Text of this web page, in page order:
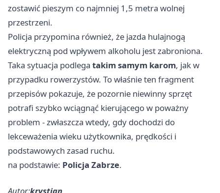
zostawić pieszym co najmniej 1,5 metra wolnej
przestrzeni.
Policja przypomina również, że jazda hulajnogą
elektryczną pod wpływem alkoholu jest zabroniona.
Taka sytuacja podlega takim samym karom, jak w
przypadku rowerzystów. To właśnie ten fragment
przepisów pokazuje, że pozornie niewinny sprzęt
potrafi szybko wciągnąć kierującego w poważny
problem - zwłaszcza wtedy, gdy dochodzi do
lekceważenia wieku użytkownika, prędkości i
podstawowych zasad ruchu.
na podstawie: Policja Zabrze.